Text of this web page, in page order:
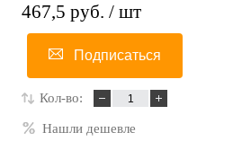
467,5 руб. / шт
Подписаться
Кол-во:
Нашли дешевле